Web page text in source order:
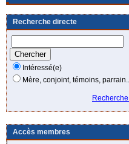
Recherche directe
Intéressé(e)
Mère, conjoint, témoins,
Accès membres